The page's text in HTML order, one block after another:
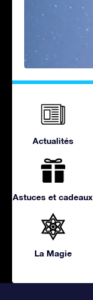
Actualités
Astuces et cadeaux
La Magie